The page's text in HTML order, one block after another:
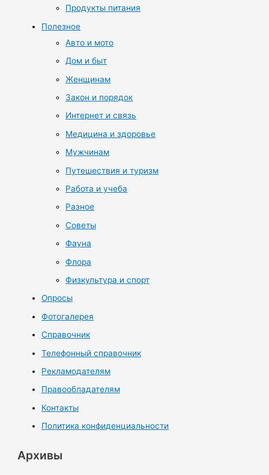
Продукты питания
Полезное
Авто и мото
Дом и быт
Женщинам
Закон и порядок
Интернет и связь
Медицина и здоровье
Мужчинам
Путешествия и туризм
Работа и учеба
Разное
Советы
Фауна
Флора
Физкультура и спорт
Опросы
Фотогалерея
Справочник
Телефонный справочник
Рекламодателям
Правообладателям
Контакты
Политика конфиденциальности
Архивы